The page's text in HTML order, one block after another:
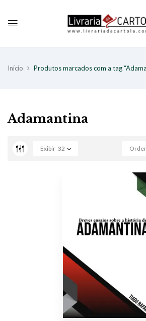
Início Produtos marcados com a tag
Adamantina
Exibir 32